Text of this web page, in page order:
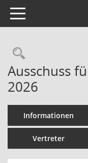
Toggle navigation
Ausschuss
2026
Informationen
Vertreter